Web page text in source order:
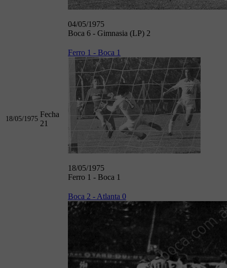
04/05/1975
Boca 6 - Gimnasia (LP) 2
18/05/1975
Fecha
21
Ferro 1 - Boca 1
18/05/1975
Ferro 1 - Boca 1
Boca 2 - Atlanta 0